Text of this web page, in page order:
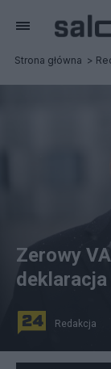
Strona główna
Mateusz
Zerowy
Redakcja